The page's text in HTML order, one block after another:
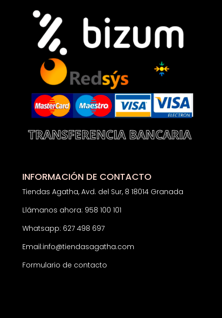
INFORMACIÓN DE CONTACTO
Tiendas Agatha, Avd. del Sur, 8 18014 Granada
Llámanos ahora: 958 100 101
Whatsapp: 627 498 697
Email:info@tiendasagatha.com
Formulario de contacto